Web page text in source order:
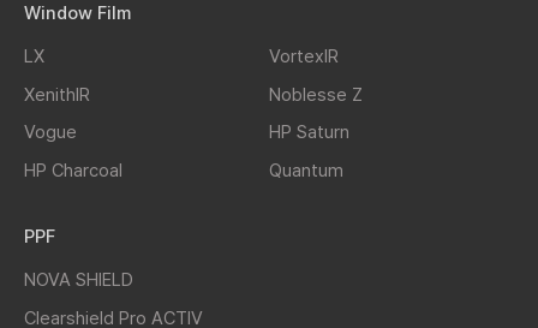
Window Film
LX
VortexIR
XenithIR
Noblesse Z
Vogue
HP Saturn
HP Charcoal
Quantum
PPF
NOVA SHIELD
Clearshield Pro ACTIV